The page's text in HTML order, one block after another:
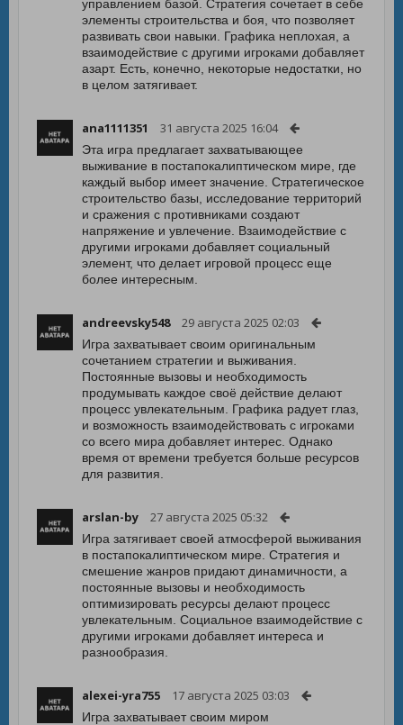
управлением базой. Стратегия сочетает в себе
элементы строительства и боя, что позволяет
развивать свои навыки. Графика неплохая, а
взаимодействие с другими игроками добавляет
азарт. Есть, конечно, некоторые недостатки, но
в целом затягивает.
ana1111351 31 августа 2025 16:04
Эта игра предлагает захватывающее
выживание в постапокалиптическом мире, где
каждый выбор имеет значение. Стратегическое
строительство базы, исследование территорий
и сражения с противниками создают
напряжение и увлечение. Взаимодействие с
другими игроками добавляет социальный
элемент, что делает игровой процесс еще
более интересным.
andreevsky548 29 августа 2025 02:03
Игра захватывает своим оригинальным
сочетанием стратегии и выживания.
Постоянные вызовы и необходимость
продумывать каждое своё действие делают
процесс увлекательным. Графика радует глаз,
и возможность взаимодействовать с игроками
со всего мира добавляет интерес. Однако
время от времени требуется больше ресурсов
для развития.
arslan-by 27 августа 2025 05:32
Игра затягивает своей атмосферой выживания
в постапокалиптическом мире. Стратегия и
смешение жанров придают динамичности, а
постоянные вызовы и необходимость
оптимизировать ресурсы делают процесс
увлекательным. Социальное взаимодействие с
другими игроками добавляет интереса и
разнообразия.
alexei-yra755 17 августа 2025 03:03
Игра захватывает своим миром